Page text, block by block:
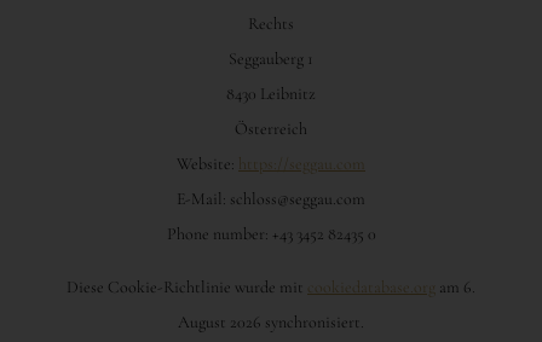
Rechts
Seggauberg 1
8430 Leibnitz
Österreich
Website: https://seggau.com
E-Mail: schloss@seggau.com
Phone number: +43 3452 82435 0
Diese Cookie-Richtlinie wurde mit cookiedatabase.org am 6.
August 2026 synchronisiert.